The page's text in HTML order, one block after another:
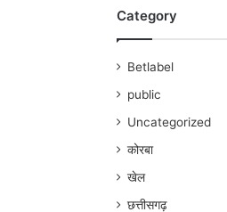
Category
Betlabel
public
Uncategorized
कोरबा
खेल
छत्तीसगढ़